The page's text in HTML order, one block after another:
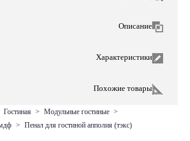
Описание
Характеристики
Похожие товары
гостиная > модульные гостиные >
> пенал для гостиной апполия (тэкс)